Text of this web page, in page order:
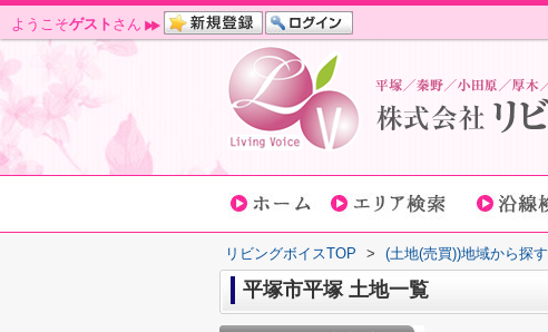
ようこそゲスト さん
リビングボイスTOP > (土地(売買))地域から探す
平塚市平塚 土地一覧